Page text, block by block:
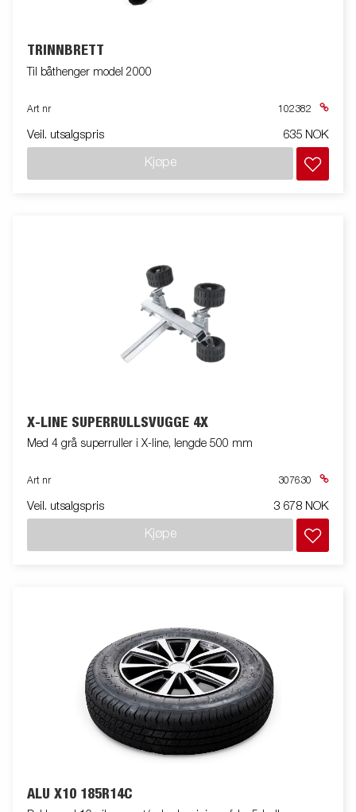
TRINNBRETT
Til båthenger model 2000
Art nr 102382
Veil. utsalgspris 635 NOK
Kjøpe
X-LINE SUPERRULLSVUGGE 4X
Med 4 grå superruller i X-line, lengde 500 mm
Art nr 307630
Veil. utsalgspris 3 678 NOK
Kjøpe
ALU X10 185R14C